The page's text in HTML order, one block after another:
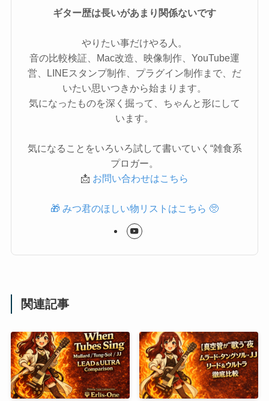
ギター歴は長いがあまり関係ないです
やりたい事だけやる人。
音の比較検証、Mac改造、映像制作、YouTube運
営、LINEスタンプ制作、プラグイン制作まで、だ
いたい思いつきから始まります。
気になったものを深く掘って、ちゃんと形にして
います。
気になることをいろいろ試して書いていく“雑食系
プロガー。
📩 お問い合わせはこちら
🎁 みつ君のほしい物リストはこちら 🥺
関連記事